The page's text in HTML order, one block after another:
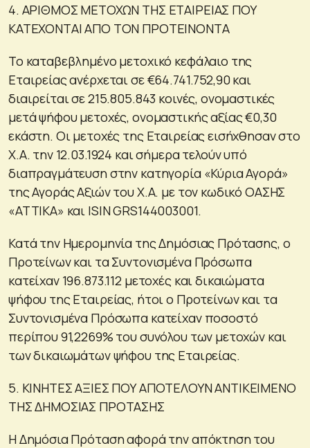
4. ΑΡΙΘΜΟΣ ΜΕΤΟΧΩΝ ΤΗΣ ΕΤΑΙΡΕΙΑΣ ΠΟΥ
ΚΑΤΕΧΟΝΤΑΙ ΑΠΟ ΤΟΝ ΠΡΟΤΕΙΝΟΝΤΑ
To καταβεβλημένο μετοχικό κεφάλαιο της
Εταιρείας ανέρχεται σε €64.741.752,90 και
διαιρείται σε 215.805.843 κοινές, ονομαστικές
μετά ψήφου μετοχές, ονομαστικής αξίας €0,30
εκάστη. Οι μετοχές της Εταιρείας εισήχθησαν στο
Χ.Α. την 12.03.1924 και σήμερα τελούν υπό
διαπραγμάτευση στην κατηγορία «Κύρια Αγορά»
της Αγοράς Αξιών του Χ.Α. με τον κωδικό ΟΑΣΗΣ
«ΑΤΤΙΚΑ» και ISIN GRS144003001.
Κατά την Ημερομηνία της Δημόσιας Πρότασης, ο
Προτείνων και τα Συντονισμένα Πρόσωπα
κατείχαν 196.873.112 μετοχές και δικαιώματα
ψήφου της Εταιρείας, ήτοι ο Προτείνων και τα
Συντονισμένα Πρόσωπα κατείχαν ποσοστό
περίπου 91,2269% του συνόλου των μετοχών και
των δικαιωμάτων ψήφου της Εταιρείας.
5. ΚΙΝΗΤΕΣ ΑΞΙΕΣ ΠΟΥ ΑΠΟΤΕΛΟΥΝ ΑΝΤΙΚΕΙΜΕΝΟ
ΤΗΣ ΔΗΜΟΣΙΑΣ ΠΡΟΤΑΣΗΣ
Η Δημόσια Πρόταση αφορά την απόκτηση του